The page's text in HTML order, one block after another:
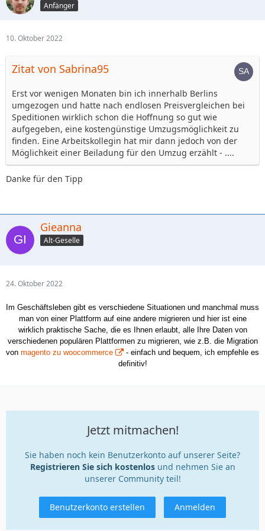
Anfänger
10. Oktober 2022
Zitat von Sabrina95
Erst vor wenigen Monaten bin ich innerhalb Berlins
umgezogen und hatte nach endlosen Preisvergleichen bei
Speditionen wirklich schon die Hoffnung so gut wie
aufgegeben, eine kostengünstige Umzugsmöglichkeit zu
finden. Eine Arbeitskollegin hat mir dann jedoch von der
Möglichkeit einer Beiladung für den Umzug erzählt - ....
Danke für den Tipp
Gieanna
Alt-Geselle
24. Oktober 2022
Im Geschäftsleben gibt es verschiedene Situationen und manchmal muss
man von einer Plattform auf eine andere migrieren und hier ist eine
wirklich praktische Sache, die es Ihnen erlaubt, alle Ihre Daten von
verschiedenen populären Plattformen zu migrieren, wie z.B. die Migration
von magento zu woocommerce
- einfach und bequem, ich empfehle es
definitiv!
Jetzt mitmachen!
Sie haben noch kein Benutzerkonto auf unserer Seite?
Registrieren Sie sich kostenlosund nehmen Sie an
unserer Community teil!
Benutzerkonto erstellen Anmelden